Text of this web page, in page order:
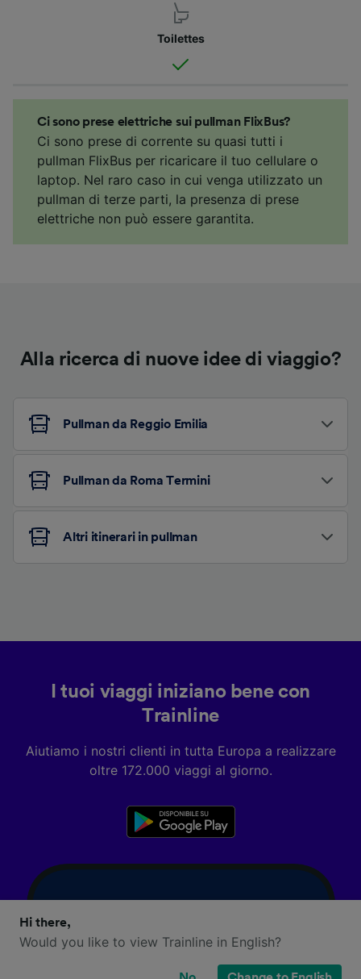
Toilettes
Ci sono prese elettriche sui pullman FlixBus?
Ci sono prese di corrente su quasi tutti i
pullman FlixBus per ricaricare il tuo cellulare o
laptop. Nel raro caso in cui venga utilizzato un
pullman di terze parti, la presenza di prese
elettriche non può essere garantita.
Alla ricerca di nuove idee di viaggio?
Pullman da Reggio Emilia
Pullman da Roma Termini
Altri itinerari in pullman
I tuoi viaggi iniziano bene con
Trainline
Aiutiamo i nostri clienti in tutta Europa a realizzare
oltre 172.000 viaggi al giorno.
Hi there,
Would you like to view Trainline in English?